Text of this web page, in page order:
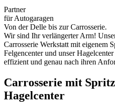
Partner
für Autogaragen
Von der Delle bis zur Carrosserie.
Wir sind Ihr verlängerter Arm!
Carrosserie Werkstatt mit eigenem
Felgencenter und unser
effizient und genau nach ihren
Carrosserie mit
Hagelcenter